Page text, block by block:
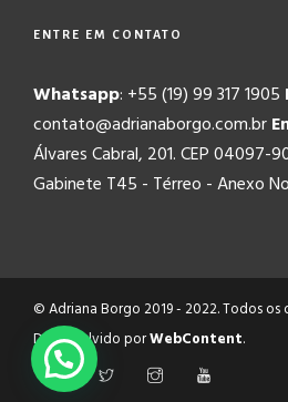
ENTRE EM CONTATO
Whatsapp: +55 (19) 99 317 1905
contato@adrianaborgo.com.br
Álvares Cabral, 201. CEP 04097-
Gabinete T45 - Térreo - Anexo
© Adriana Borgo 2019 - 2022. Todos os
Desenvolvido porWebContent.